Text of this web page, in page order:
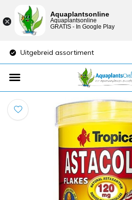
Uitgebreid assortiment
Aquaplantsonline
Aquaplantsonline
GRATIS - In Google Play